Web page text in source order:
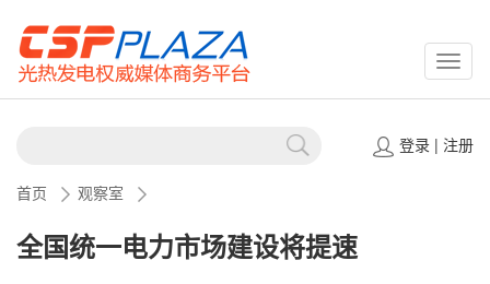
登录| 注册
首页 观察室
全国统一电力市场建设将提速